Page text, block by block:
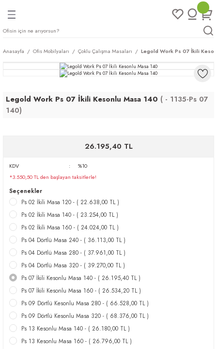
Anasayfa Ofis Mobilyaları Çoklu Çalışma Masaları Legold Work Ps 07 İkili
Legold Work Ps 07 İkili Kesonlu Masa 140 ( - 1135-Ps 07
140)
26.195,40 TL
KDV
%10
*3.550,50 TL den başlayan taksitlerle!
Seçenekler
Ps 02 İkili Masa 120 - ( 22.638,00 TL )
Ps 02 İkili Masa 140 - ( 23.254,00 TL )
Ps 02 İkili Masa 160 - ( 24.024,00 TL )
Ps 04 Dörtlü Masa 240 - ( 36.113,00 TL )
Ps 04 Dörtlü Masa 280 - ( 37.961,00 TL )
Ps 04 Dörtlü Masa 320 - ( 39.270,00 TL )
Ps 07 İkili Kesonlu Masa 140 - ( 26.195,40 TL )
Ps 07 İkili Kesonlu Masa 160 - ( 26.534,20 TL )
Ps 09 Dörtlü Kesonlu Masa 280 - ( 66.528,00 TL )
Ps 09 Dörtlü Kesonlu Masa 320 - ( 68.376,00 TL )
Ps 13 Kesonlu Masa 140 - ( 26.180,00 TL )
Ps 13 Kesonlu Masa 160 - ( 26.796,00 TL )